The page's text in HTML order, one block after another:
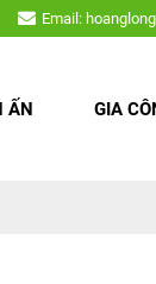
nội thất,....
Email:
ẤN GIA